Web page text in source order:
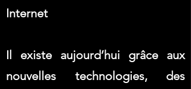
Internet
Il existe aujourd’hui grâce aux
nouvelles technologies, des